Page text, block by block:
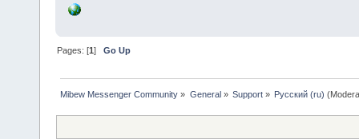
Pages: [1]Go Up
Mibew Messenger Community » General » Support» Русский (ru)